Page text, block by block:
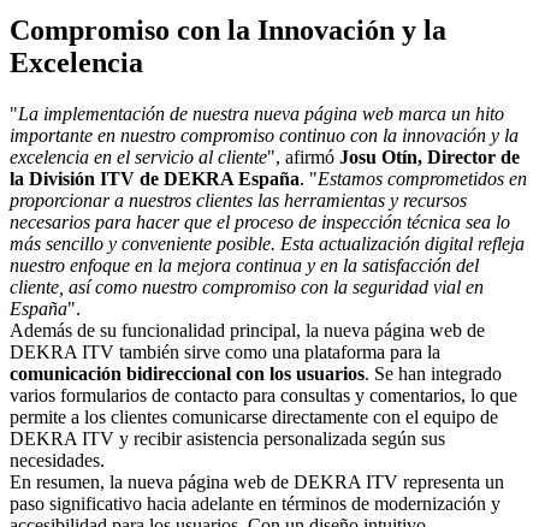
Compromiso con la Innovación y la
Excelencia
"La implementación de nuestra nueva página web marca un hito
importante en nuestro compromiso continuo con la innovación y la
excelencia en el servicio al cliente", afirmó Josu Otín, Director de
la División ITV de DEKRA España. "Estamos comprometidos en
proporcionar a nuestros clientes las herramientas y recursos
necesarios para hacer que el proceso de inspección técnica sea lo
más sencillo y conveniente posible. Esta actualización digital refleja
nuestro enfoque en la mejora continua y en la satisfacción del
cliente, así como nuestro compromiso con la seguridad vial en
España".
Además de su funcionalidad principal, la nueva página web de
DEKRA ITV también sirve como una plataforma para la
comunicación bidireccional con los usuarios. Se han integrado
varios formularios de contacto para consultas y comentarios, lo que
permite a los clientes comunicarse directamente con el equipo de
DEKRA ITV y recibir asistencia personalizada según sus
necesidades.
En resumen, la nueva página web de DEKRA ITV representa un
paso significativo hacia adelante en términos de modernización y